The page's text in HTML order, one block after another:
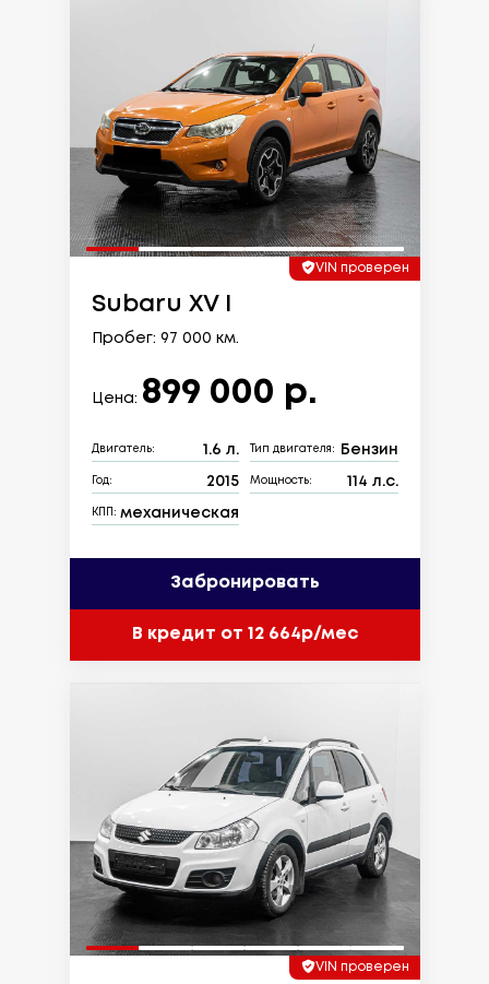
VIN проверен
Subaru XV I
Пробег: 97 000 км.
Цена: 899 000 р.
Двигатель: 1.6 л. Тип двигателя: Бензин
Год: 2015 Мощность: 114 л.с.
КПП: механическая
Забронировать
В кредит от 12 664р/мес
VIN проверен